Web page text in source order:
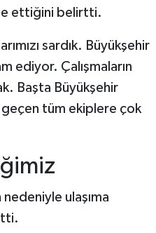
ettiğini belirtti.
sardık. Büyükşehir
ediyor. Çalışmaların
Başta Büyükşehir
geçen tüm ekiplere çok
ulaşıma